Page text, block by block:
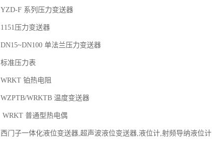
YZD-F 系列压力变送器
1151压力变送器
DN15~DN100 单法兰压力变送器
标准压力表
WRKT 铂热电阻
WZPTB/WRKTB 温度变送器
WRKT 普通型热电偶
西门子一体化液位变送器,超声波液位变送器,液位计,射频导纳液位计